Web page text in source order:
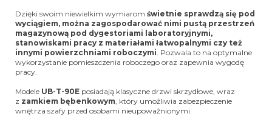
Dzięki swoim niewielkim wymiarom świetnie sprawdzą się pod
wyciągiem, można zagospodarować nimi pustą przestrzeń
magazynową pod dygestoriami laboratoryjnymi,
stanowiskami pracy z materiałami łatwopalnymi czy też
innymi powierzchniami roboczymi. Pozwala to na optymalne
wykorzystanie pomieszczenia roboczego oraz zapewnia wygodę
pracy.
Modele UB-T-90E posiadają klasyczne drzwi skrzydłowe, wraz
z zamkiem bębenkowym, który umożliwia zabezpieczenie
wnętrza szafy przed osobami nieupoważnionymi.